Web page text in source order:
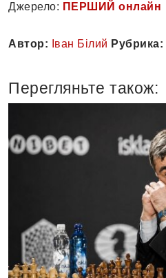
Джерело: ПЕРШИЙ онлайн
Автор: Іван Білий Рубрика:
Перегляньте також: